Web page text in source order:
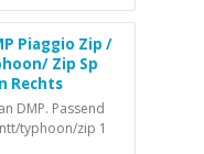
Piaggio Zip /
Zip Sp
Rechts
DMP. Passend
typhoon/zip 1